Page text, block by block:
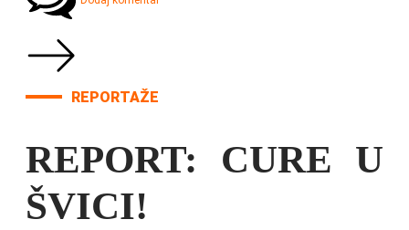
REPORTAŽE
REPORT: CURE U
ŠVICI!